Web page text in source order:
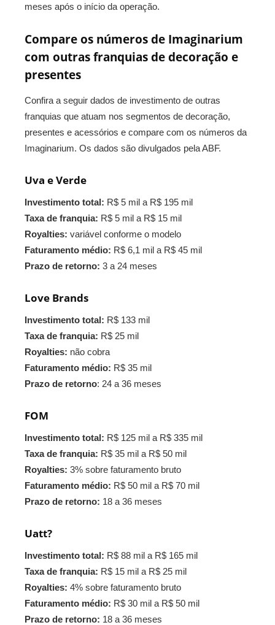
meses após o início da operação.
Compare os números de Imaginarium
com outras franquias de decoração e
presentes
Confira a seguir dados de investimento de outras
franquias que atuam nos segmentos de decoração,
presentes e acessórios e compare com os números da
Imaginarium. Os dados são divulgados pela ABF.
Uva e Verde
Investimento total: R$ 5 mil a R$ 195 mil
Taxa de franquia: R$ 5 mil a R$ 15 mil
Royalties: variável conforme o modelo
Faturamento médio: R$ 6,1 mil a R$ 45 mil
Prazo de retorno: 3 a 24 meses
Love Brands
Investimento total: R$ 133 mil
Taxa de franquia: R$ 25 mil
Royalties: não cobra
Faturamento médio: R$ 35 mil
Prazo de retorno: 24 a 36 meses
FOM
Investimento total: R$ 125 mil a R$ 335 mil
Taxa de franquia: R$ 35 mil a R$ 50 mil
Royalties: 3% sobre faturamento bruto
Faturamento médio: R$ 50 mil a R$ 70 mil
Prazo de retorno: 18 a 36 meses
Uatt?
Investimento total: R$ 88 mil a R$ 165 mil
Taxa de franquia: R$ 15 mil a R$ 25 mil
Royalties: 4% sobre faturamento bruto
Faturamento médio: R$ 30 mil a R$ 50 mil
Prazo de retorno: 18 a 36 meses